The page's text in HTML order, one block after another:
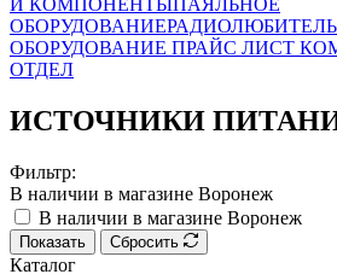
И КОМПОНЕНТЫПАЯЛЬНОЕ
ОБОРУДОВАНИЕ
ОБОРУДОВАНИЕ ПРАЙС ЛИСТ
ОТДЕЛ
ИСТОЧНИКИ
Фильтр:
В наличии в магазине Воронеж
В наличии в магазине Воронеж
Показать Сбросить
Каталог